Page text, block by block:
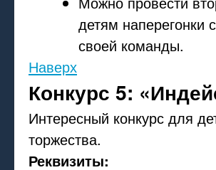
детям наперегонки
своей команды.
Наверх
Конкурс 5:
Интересный конкурс для
торжества.
Реквизиты: